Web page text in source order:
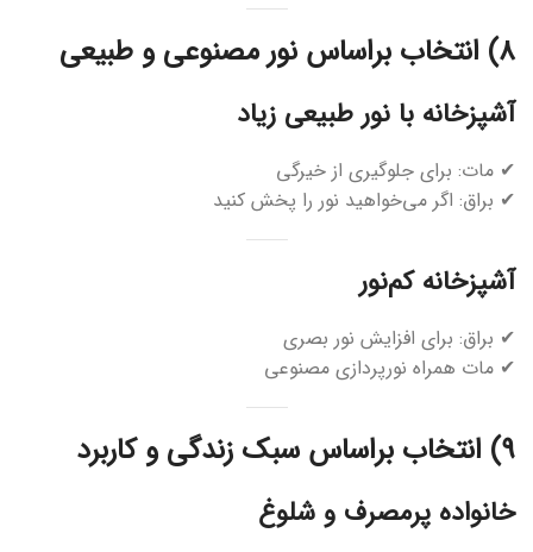
8) انتخاب براساس نور مصنوعی و طبیعی
آشپزخانه با نور طبیعی زیاد
✔ مات: برای جلوگیری از خیرگی
✔ براق: اگر می‌خواهید نور را پخش کنید
آشپزخانه کم‌نور
✔ براق: برای افزایش نور بصری
✔ مات همراه نورپردازی مصنوعی
9) انتخاب براساس سبک زندگی و کاربرد
خانواده پرمصرف و شلوغ